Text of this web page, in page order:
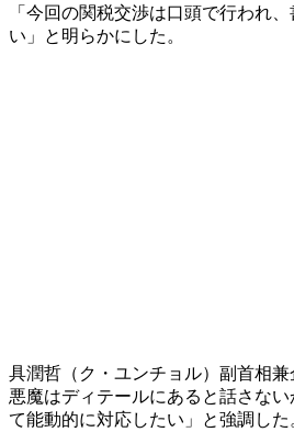
「今回の関税交渉は口頭で行われ
い」と明らかにした。
具潤哲（ク・ユンチョル）副首相
悪魔はディテールにあると話さな
て能動的に対応したい」と強調した